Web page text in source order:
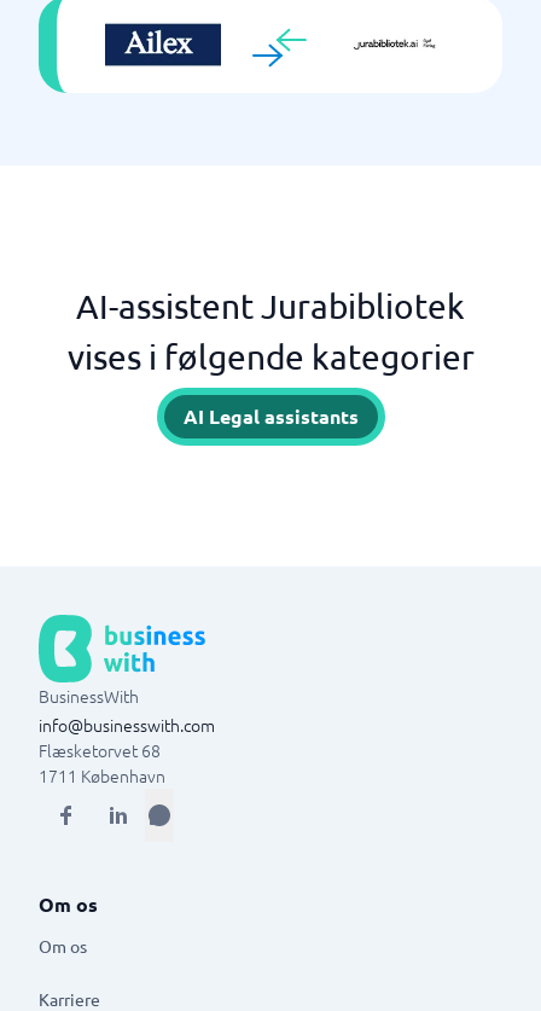
AI-assistent Jurabibliotek
vises i følgende kategorier
AI Legal assistants
BusinessWith
info@businesswith.com
Flæsketorvet 68
1711 København
Om os
Om os
Karriere